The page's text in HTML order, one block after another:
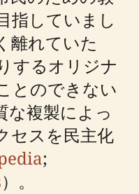
指していまし
離れていた
するオリジナ
とのできない
な複製​​によっ
セスを民主化
;
）。